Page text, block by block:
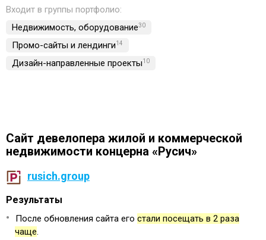
Входит в группы портфолио:
Недвижимость, обoрудование30
Промо-сайты и лендинги14
Дизайн-направленные проекты10
Сайт девелопера жилой и коммерческой
недвижимости концерна «Русич»
rusich.group
Результаты
После обновления сайта его стали посещать в 2 раза
чаще.